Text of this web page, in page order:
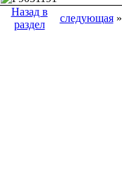
Назад в
раздел
следующая»